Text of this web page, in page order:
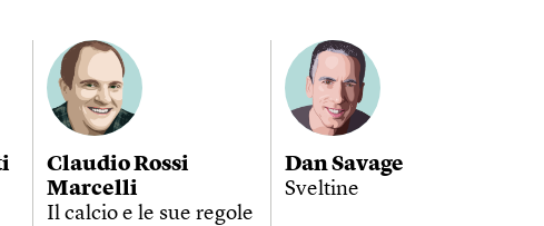
Claudio Rossi
Marcelli
Il calcio e le sue regole
Dan Savage
Sveltine